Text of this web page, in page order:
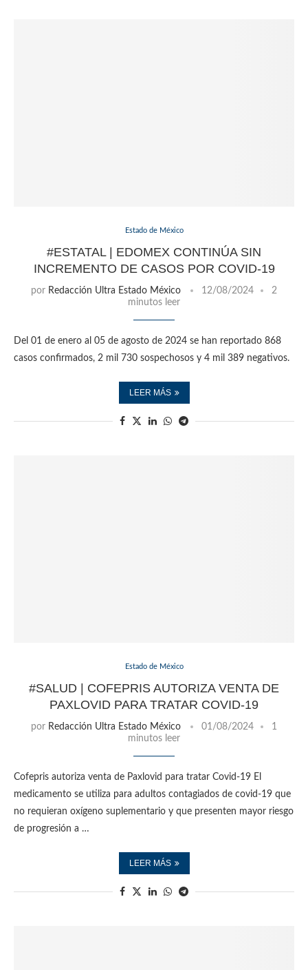
Estado de México
#ESTATAL | EDOMEX CONTINÚA SIN
INCREMENTO DE CASOS POR COVID-19
por Redacción Ultra Estado México 12/08/2024
2
minutos leer
Del 01 de enero al 05 de agosto de 2024 se han reportado 868
casos confirmados, 2 mil 730 sospechosos y 4 mil 389 negativos.
LEER MÁS
Estado de México
#SALUD | COFEPRIS AUTORIZA VENTA DE
PAXLOVID PARA TRATAR COVID-19
por Redacción Ultra Estado México 01/08/2024
1
minutos leer
Cofepris autoriza venta de Paxlovid para tratar Covid-19 El
medicamento se utiliza para adultos contagiados de covid-19 que
no requieran oxígeno suplementario y que presenten mayor riesgo
de progresión a …
LEER MÁS